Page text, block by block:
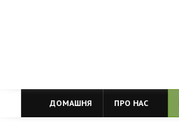
ДОМАШНЯ ПРО НАС